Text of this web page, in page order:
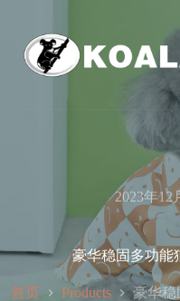
2023年12
豪华稳固多功能
首页 Products 豪华稳